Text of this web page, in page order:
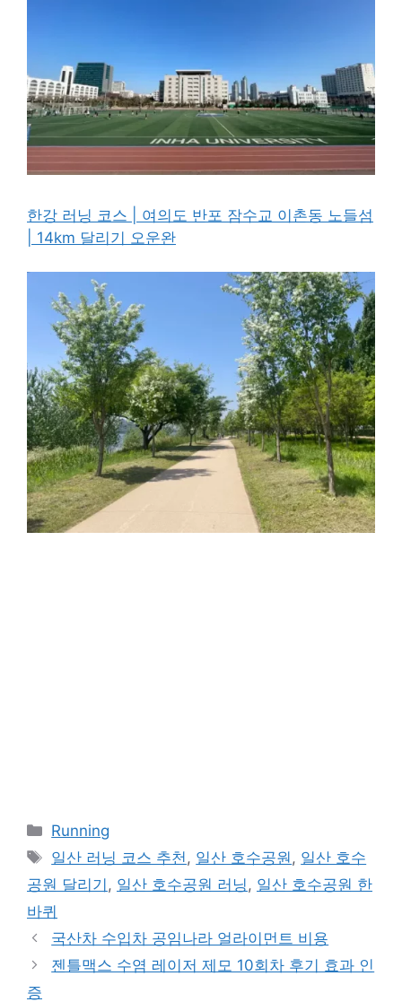
한강 러닝 코스 | 여의도 반포 잠수교 이촌동 노들섬
| 14km 달리기 오운완
카
테
리
Running
태
그
일산 러닝 코스 추천 , 일산 호수공원 , 일산 호수
공원 달리기 , 일산 호수공원 러닝 , 일산 호수공원 한
바퀴
국산차 수입차 공임나라 얼라이먼트 비용
젠틀맥스 수염 레이저 제모 10회차 후기 효과 인
증